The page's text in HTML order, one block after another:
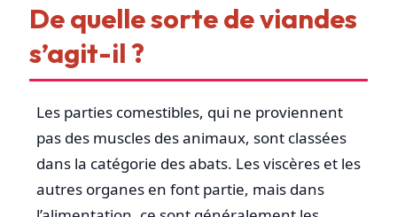
De quelle sorte de viandes
s’agit-il ?
Les parties comestibles, qui ne proviennent
pas des muscles des animaux, sont classées
dans la catégorie des abats. Les viscères et les
autres organes en font partie, mais dans